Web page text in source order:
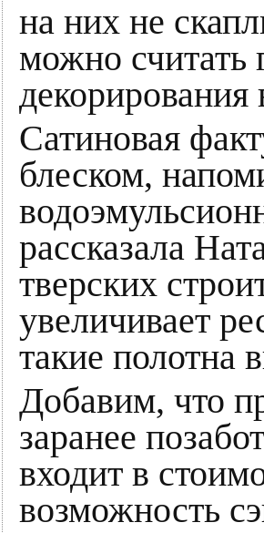
на них не
можно считать
Сатиновая
блеском,
рассказала
тверских
увеличивает
такие полотна
Добавим, что
заранее
входит в
возможность